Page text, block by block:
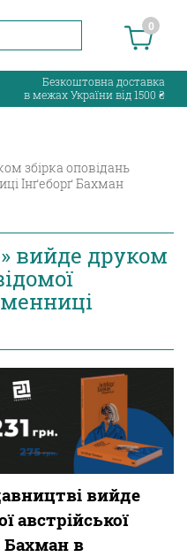
0
Безкоштовна доставка
в межах України від 1500 ₴
збірка оповідань
Інґеборґ Бахман
вийде друком
вийде
австрійської
Бахман в